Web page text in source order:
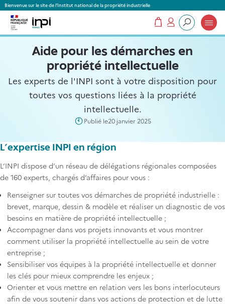
Bienvenue sur le site de l'Institut national de la propriété industrielle
Que recherchez-vous ?
Mon compte
Mon panier
Aide pour les démarches en
propriété intellectuelle
Les experts de l'INPI sont à votre disposition pour
toutes vos questions liées à la propriété
intellectuelle.
Publié le20 janvier 2025
L'expertise INPI en région
L’INPI dispose d’un réseau de délégations régionales composées
de 160 experts, chargés d’affaires pour vous :
Renseigner sur toutes vos démarches de propriété industrielle :
brevet, marque, dessin & modèle et réaliser un diagnostic de vos
besoins en matière de propriété intellectuelle ;
Accompagner dans vos projets innovants et vous montrer
comment utiliser la propriété intellectuelle au sein de votre
entreprise ;
Sensibiliser vos équipes à la propriété intellectuelle et donner
les clés pour mieux comprendre les enjeux ;
Orienter et vous mettre en relation vers les bons interlocuteurs
afin de vous soutenir dans vos actions de protection et de lutte
Panneau de gestion des cookies